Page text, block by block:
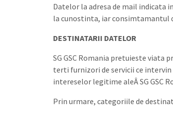
Datelor la adresa de mail indicata
la cunostinta, iar consimtamantul
DESTINATARII DATELOR
SG GSC Romania pretuieste
terti furnizori de servicii ce
intereselor legitime aleÂ SG GSC
Prin urmare, categoriile de